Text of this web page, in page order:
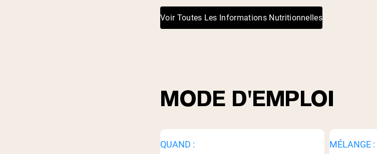
Voir Toutes Les Informations Nutritionnelles
MODE D'EMPLOI
QUAND : MÉLANGE :